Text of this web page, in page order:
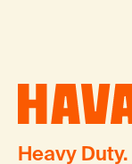
Heavy Duty.